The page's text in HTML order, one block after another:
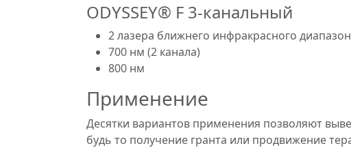
ODYSSEY® F 3-канальный
2 лазера ближнего инфракрасного
700 нм (2 канала)
800 нм
Применение
Десятки вариантов применения позволяют
будь то получение гранта или продвижение